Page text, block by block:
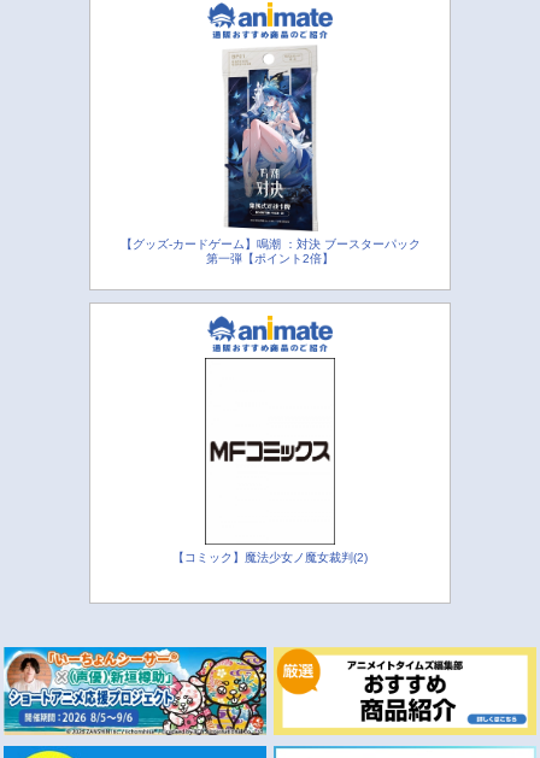
【グッズ-カードゲーム】鳴潮 ：対決 ブースターパック
第一弾【ポイント2倍】
【コミック】魔法少女ノ魔女裁判(2)